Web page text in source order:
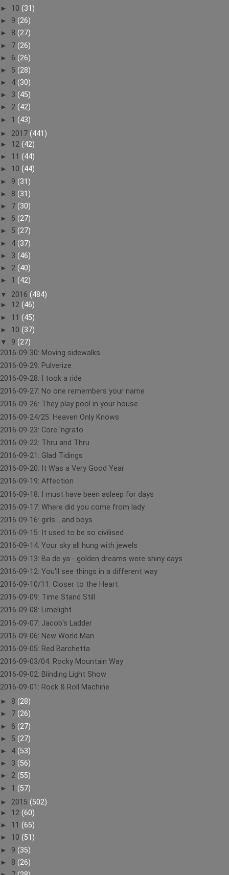
► 10 (31)
► 9 (26)
► 8 (27)
► 7 (26)
► 6 (26)
► 5 (28)
► 4 (30)
► 3 (45)
► 2 (42)
► 1 (43)
► 2017 (441)
► 12 (42)
► 11 (44)
► 10 (44)
► 9 (31)
► 8 (31)
► 7 (30)
► 6 (27)
► 5 (27)
► 4 (37)
► 3 (46)
► 2 (40)
► 1 (42)
▼ 2016 (484)
► 12 (46)
► 11 (45)
► 10 (37)
▼ 9 (27)
2016-09-30: Moving sidewalks
2016-09-29: Pulverize
2016-09-28: I took a ride
2016-09-27: No one remembers your name
2016-09-26: They play pool in your house
2016-09-24/25: Heaven Only Knows
2016-09-23: Core 'ngrato
2016-09-22: Thru and Thru
2016-09-21: Glad Tidings
2016-09-20: It Was a Very Good Year
2016-09-19: Affection
2016-09-18: I must have been asleep for days
2016-09-17: Where did you come from lady
2016-09-16: girls ...and boys
2016-09-15: It used to be so civilised
2016-09-14: Your sky all hung with jewels
2016-09-13: Ba de ya - golden dreams were shiny days
2016-09-12: You'll see things in a different way
2016-09-10/11: Closer to the Heart
2016-09-09: Time Stand Still
2016-09-08: Limelight
2016-09-07: Jacob's Ladder
2016-09-06: New World Man
2016-09-05: Red Barchetta
2016-09-03/04: Rocky Mountain Way
2016-09-02: Blinding Light Show
2016-09-01: Rock & Roll Machine
► 8 (28)
► 7 (26)
► 6 (27)
► 5 (27)
► 4 (53)
► 3 (56)
► 2 (55)
► 1 (57)
► 2015 (502)
► 12 (60)
► 11 (65)
► 10 (51)
► 9 (35)
► 8 (26)